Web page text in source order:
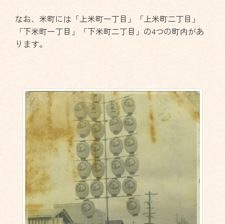
なお、米町には「上米町一丁目」「上米町二丁目」
「下米町一丁目」「下米町二丁目」の4つの町内があ
ります。